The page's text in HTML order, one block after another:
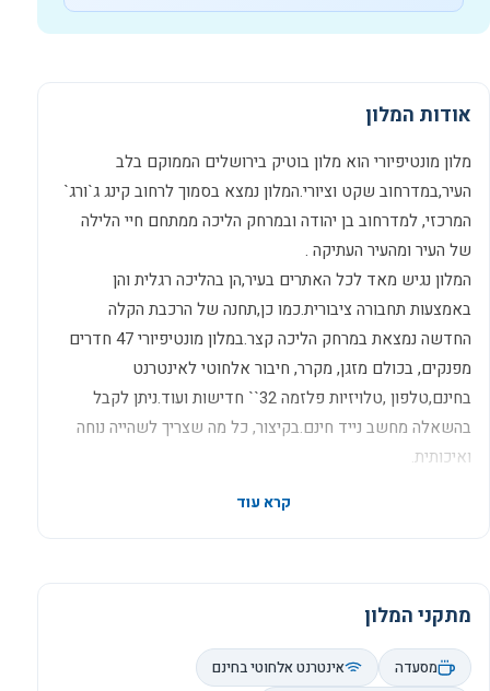
אודות המלון
מלון מונטיפיורי הוא מלון בוטיק בירושלים הממוקם בלב
העיר,במדרחוב שקט וציורי.המלון נמצא בסמוך לרחוב קינג ג`ורג`
המרכזי, למדרחוב בן יהודה ובמרחק הליכה ממתחם חיי הלילה
של העיר ומהעיר העתיקה .
המלון נגיש מאד לכל האתרים בעיר,הן בהליכה רגלית והן
באמצעות תחבורה ציבורית.כמו כן,תחנה של הרכבת הקלה
החדשה נמצאת במרחק הליכה קצר.במלון מונטיפיורי 47 חדרים
מפנקים, בכולם מזגן, מקרר, חיבור אלחוטי לאינטרנט
בחינם,טלפון ,טלויזיות פלזמה 32`` חדישות ועוד.ניתן לקבל
בהשאלה מחשב נייד חינם.בקיצור, כל מה שצריך לשהייה נוחה
ואיכותית.
מזנון בוקר ישראלי ותפריט קולינרי מפתיע בערב, כך שאם חשקה
ואטרקציות, מלון מונטיפיורי ממוקם בלב העניינים.
צוות הקבלה ישמח לכוון אתכם לאתרי העניין והבילוי בעיר. בכל
יום שישי, במרחק פסיעה מן המלון, מתקיים במדרחוב יריד
מתקני המלון
מסעדה אינטרנט אלחוטי בחינם